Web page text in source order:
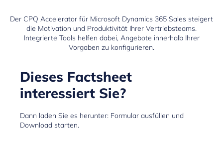
Der CPQ Accelerator für Microsoft Dynamics 365 Sales steigert
die Motivation und Produktivität Ihrer Vertriebsteams.
Integrierte Tools helfen dabei, Angebote innerhalb Ihrer
Vorgaben zu konfigurieren.
Dieses Factsheet
interessiert Sie?
Dann laden Sie es herunter: Formular ausfüllen und
Download starten.